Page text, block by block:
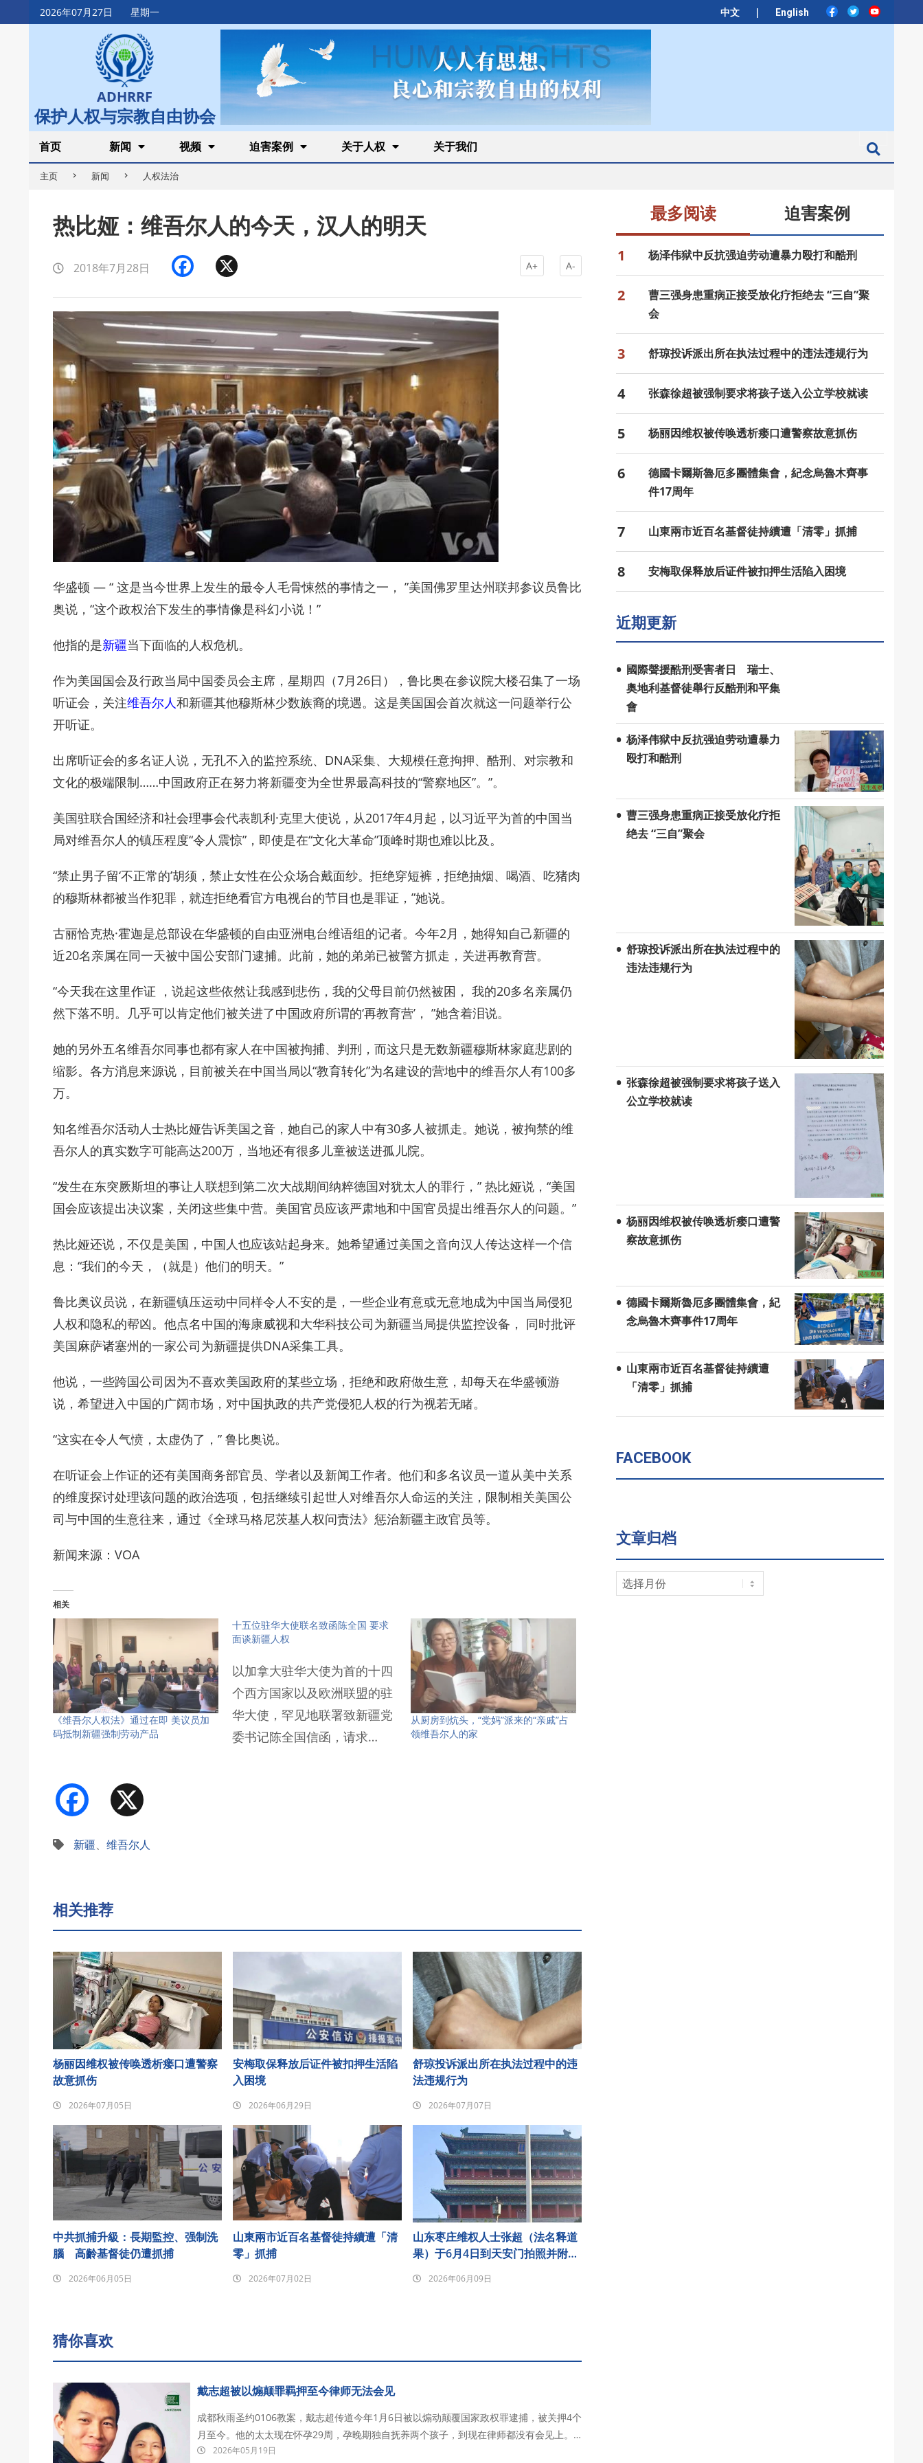
2026年07月27日 星期一 中文 | English
Skip
to
ADHRRF
保护人权与宗教自由协会
Secondary
Navigation
Menu
首页 新闻 视频 迫害案例 关于人权 关于我们
主页 新闻 人权法治
热比娅：维吾尔人的今天，汉人的明天
2018年7月28日 Facebook A+ A-
华盛顿 — “ 这是当今世界上发生的最令人毛骨悚然的事情之一， ”美国佛罗里达州联邦参议员鲁比
奥说，“这个政权治下发生的事情像是科幻小说！”
他指的是新疆当下面临的人权危机。
作为美国国会及行政当局中国委员会主席，星期四（7月26日），鲁比奥在参议院大楼召集了一场
听证会，关注维吾尔人和新疆其他穆斯林少数族裔的境遇。这是美国国会首次就这一问题举行公
开听证。
出席听证会的多名证人说，无孔不入的监控系统、DNA采集、大规模任意拘押、酷刑、对宗教和
文化的极端限制……中国政府正在努力将新疆变为全世界最高科技的“警察地区”。”。
美国驻联合国经济和社会理事会代表凯利·克里大使说，从2017年4月起，以习近平为首的中国当
局对维吾尔人的镇压程度“令人震惊”，即使是在“文化大革命”顶峰时期也难以比及。
“禁止男子留‘不正常的’胡须，禁止女性在公众场合戴面纱。拒绝穿短裤，拒绝抽烟、喝酒、吃猪肉
的穆斯林都被当作犯罪，就连拒绝看官方电视台的节目也是罪证，”她说。
古丽恰克热·霍迦是总部设在华盛顿的自由亚洲电台维语组的记者。今年2月，她得知自己新疆的
近20名亲属在同一天被中国公安部门逮捕。此前，她的弟弟已被警方抓走，关进再教育营。
“今天我在这里作证 ，说起这些依然让我感到悲伤，我的父母目前仍然被困， 我的20多名亲属仍
然下落不明。几乎可以肯定他们被关进了中国政府所谓的‘再教育营’， ”她含着泪说。
她的另外五名维吾尔同事也都有家人在中国被拘捕、判刑，而这只是无数新疆穆斯林家庭悲剧的
缩影。各方消息来源说，目前被关在中国当局以“教育转化”为名建设的营地中的维吾尔人有100多
万。
知名维吾尔活动人士热比娅告诉美国之音，她自己的家人中有30多人被抓走。她说，被拘禁的维
吾尔人的真实数字可能高达200万，当地还有很多儿童被送进孤儿院。
“发生在东突厥斯坦的事让人联想到第二次大战期间纳粹德国对犹太人的罪行，” 热比娅说，“美国
国会应该提出决议案，关闭这些集中营。美国官员应该严肃地和中国官员提出维吾尔人的问题。”
热比娅还说，不仅是美国，中国人也应该站起身来。她希望通过美国之音向汉人传达这样一个信
息：“我们的今天，（就是）他们的明天。”
鲁比奥议员说，在新疆镇压运动中同样令人不安的是，一些企业有意或无意地成为中国当局侵犯
人权和隐私的帮凶。他点名中国的海康威视和大华科技公司为新疆当局提供监控设备， 同时批评
美国麻萨诸塞州的一家公司为新疆提供DNA采集工具。
他说，一些跨国公司因为不喜欢美国政府的某些立场，拒绝和政府做生意，却每天在华盛顿游
说，希望进入中国的广阔市场，对中国执政的共产党侵犯人权的行为视若无睹。
“这实在令人气愤，太虚伪了，” 鲁比奥说。
在听证会上作证的还有美国商务部官员、学者以及新闻工作者。他们和多名议员一道从美中关系
的维度探讨处理该问题的政治选项，包括继续引起世人对维吾尔人命运的关注，限制相关美国公
司与中国的生意往来，通过《全球马格尼茨基人权问责法》惩治新疆主政官员等。
新闻来源：VOA
相关
《维吾尔人权法》通过在即 美议员加
码抵制新疆强制劳动产品
十五位驻华大使联名致函陈全国 要求
面谈新疆人权
以加拿大驻华大使为首的十四
个西方国家以及欧洲联盟的驻
华大使，罕见地联署致新疆党
委书记陈全国信函，请求…
从厨房到炕头，“党妈”派来的“亲戚”占
领维吾尔人的家
Facebook
新疆、 维吾尔人
相关推荐
杨丽因维权被传唤透析瘘口遭警察
故意抓伤
2026年07月05日
安梅取保释放后证件被扣押生活陷
入困境
2026年06月29日
舒琼投诉派出所在执法过程中的违
法违规行为
2026年07月07日
中共抓捕升級：長期監控、强制洗
腦 高齡基督徒仍遭抓捕
2026年06月05日
山東兩市近百名基督徒持續遭「清
零」抓捕
2026年07月02日
山东枣庄维权人士张超（法名释道
果）于6月4日到天安门拍照并附诗
2026年06月09日
猜你喜欢
戴志超被以煽颠罪羁押至今律师无法会见
成都秋雨圣约0106教案，戴志超传道今年1月6日被以煽动颠覆国家政权罪逮捕，被关押4个
月至今。他的太太现在怀孕29周，孕晚期独自抚养两个孩子，到现在律师都没有会见上。
其目前被关押在德阳看守所。 戴志超，成都秋雨圣约教会传道人。 2026年1月6日，在教会
2026年05月19日
最多阅读 迫害案例
1 杨泽伟狱中反抗强迫劳动遭暴力殴打和酷刑
2
曹三强身患重病正接受放化疗拒绝去 “三自”聚
会
3 舒琼投诉派出所在执法过程中的违法违规行为
4 张森徐超被强制要求将孩子送入公立学校就读
5 杨丽因维权被传唤透析瘘口遭警察故意抓伤
6
德國卡爾斯魯厄多團體集會，紀念烏魯木齊事
件17周年
7 山東兩市近百名基督徒持續遭「清零」抓捕
8 安梅取保释放后证件被扣押生活陷入困境
近期更新
國際聲援酷刑受害者日 瑞士、
奥地利基督徒舉行反酷刑和平集
會
杨泽伟狱中反抗强迫劳动遭暴力
殴打和酷刑
曹三强身患重病正接受放化疗拒
绝去 “三自”聚会
舒琼投诉派出所在执法过程中的
违法违规行为
张森徐超被强制要求将孩子送入
公立学校就读
杨丽因维权被传唤透析瘘口遭警
察故意抓伤
德國卡爾斯魯厄多團體集會，紀
念烏魯木齊事件17周年
山東兩市近百名基督徒持續遭
「清零」抓捕
FACEBOOK
文章归档
文
章